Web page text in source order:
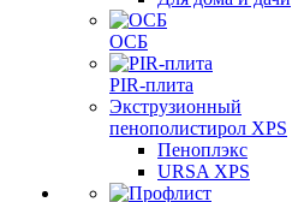
ОСБ
PIR-плита
Экструзионный
пенополистирол XPS
Пеноплэкс
URSA XPS